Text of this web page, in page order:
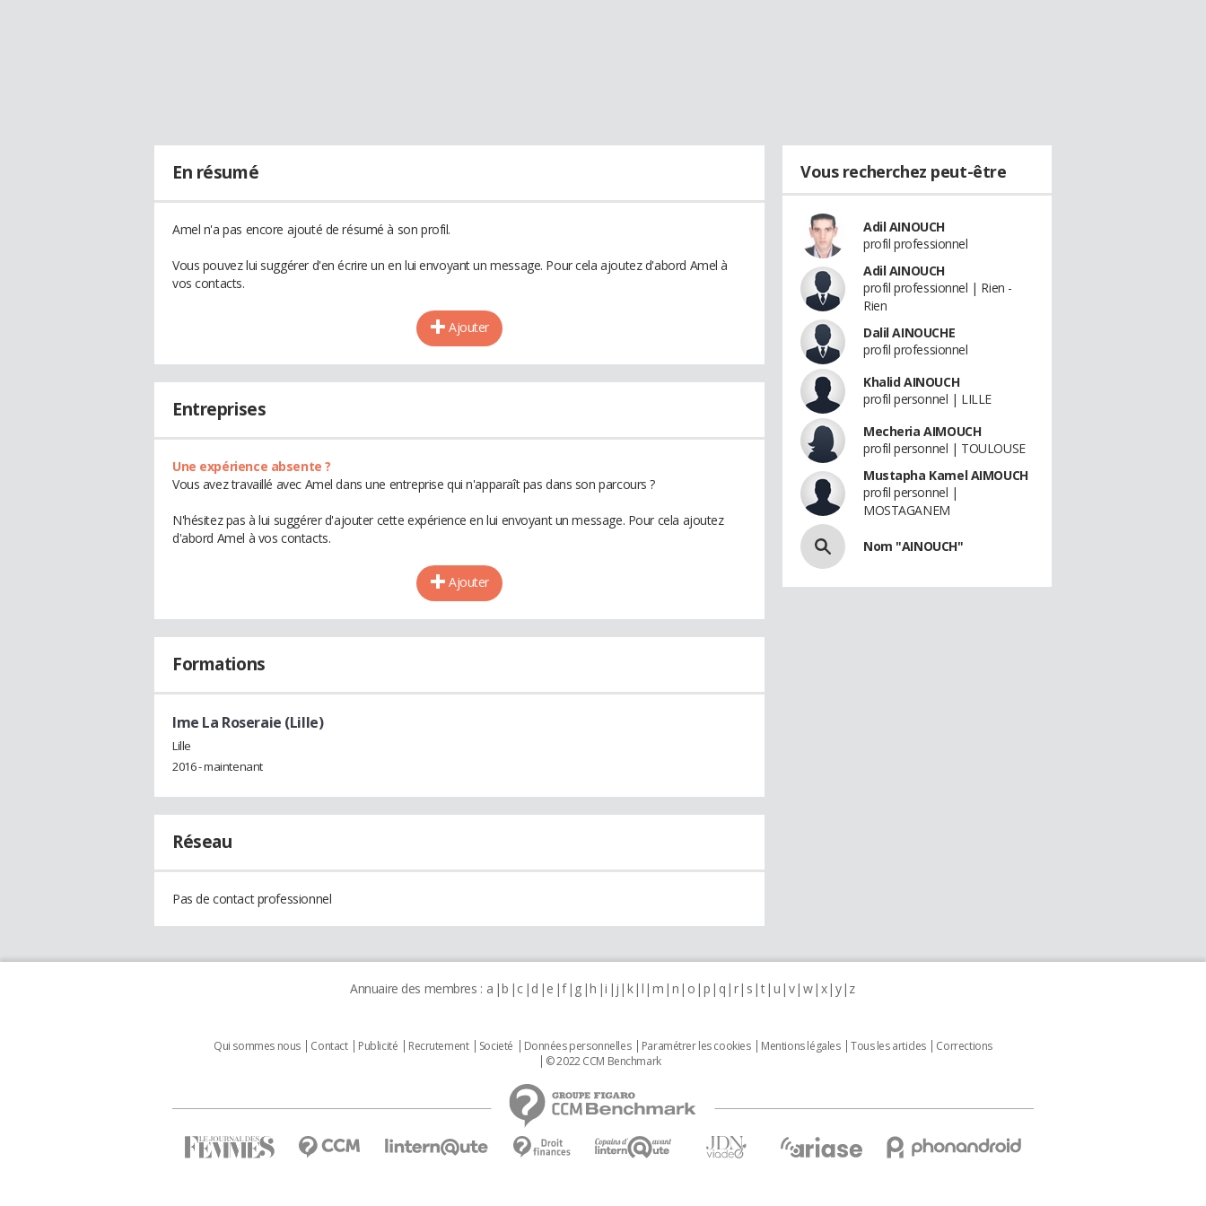
En résumé
Amel n'a pas encore ajouté de résumé à son profil.
Vous pouvez lui suggérer d'en écrire un en lui envoyant un message. Pour cela ajoutez d'abord Amel à
vos contacts.
Ajouter
Entreprises
Une expérience absente ?
Vous avez travaillé avec Amel dans une entreprise qui n'apparaît pas dans son parcours ?
N'hésitez pas à lui suggérer d'ajouter cette expérience en lui envoyant un message. Pour cela ajoutez
d'abord Amel à vos contacts.
Ajouter
Formations
Ime La Roseraie (Lille)
Lille
2016 - maintenant
Réseau
Pas de contact professionnel
Vous recherchez peut-être
Adil AINOUCH
profil professionnel
Adil AINOUCH
profil professionnel | Rien -
Rien
Dalil AINOUCHE
profil professionnel
Khalid AINOUCH
profil personnel | LILLE
Mecheria AIMOUCH
profil personnel | TOULOUSE
Mustapha Kamel AIMOUCH
profil personnel |
MOSTAGANEM
Nom "AINOUCH"
Annuaire des membres : a b c d e f g h i j k l m n o p q r s t u v w x y z
Qui sommes nous Contact Publicité Recrutement Societé Données personnelles Paramétrer les cookies Mentions légales Tous les articles
Corrections
© 2022 CCM Benchmark